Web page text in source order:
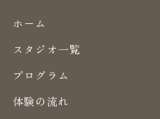
ホーム
スタジオ一覧
プログラム
体験の流れ